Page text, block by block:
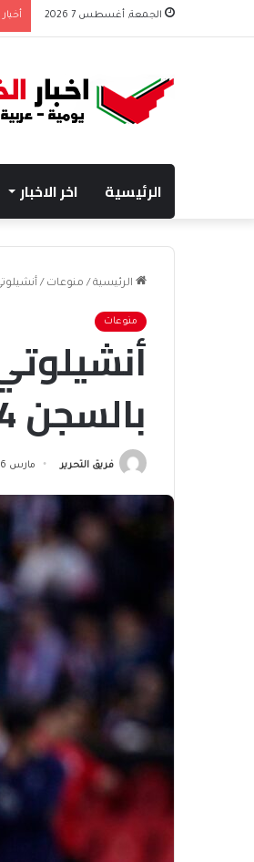
الجمعة, أغسطس 7 2026
الرئيسية اخر الاخبار
الرئيسية / منوعات /
منوعات
بالسجن 4 سنوات
فريق التحرير مارس 6, 2024